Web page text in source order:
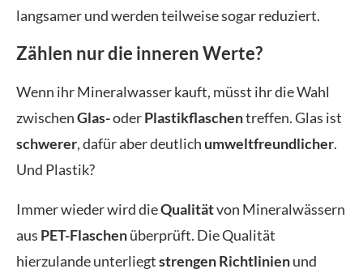
langsamer und werden teilweise sogar reduziert.
Zählen nur die inneren Werte?
Wenn ihr Mineralwasser kauft, müsst ihr die Wahl
zwischenGlas-oderPlastikflaschentreffen. Glas ist
schwerer, dafür aber deutlich umweltfreundlicher.
Und Plastik?
Immer wieder wird dieQualitätvon Mineralwässern
aus PET-Flaschenüberprüft. Die Qualität
hierzulande unterliegtstrengen Richtlinienund